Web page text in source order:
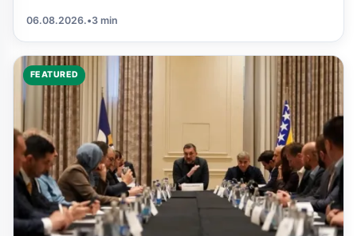
06.08.2026.•3 min
FEATURED